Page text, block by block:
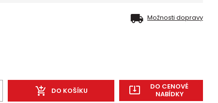
Možnosti dopravy
DO KOŠÍKU
DO CENOVÉ
NABÍDKY